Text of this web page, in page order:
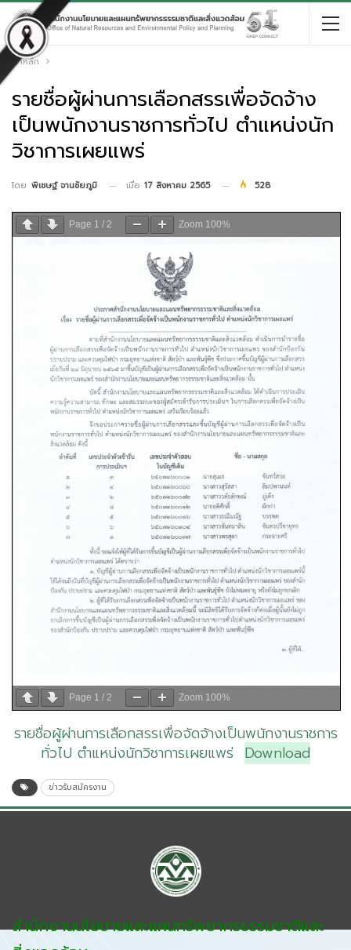
หน้าหลัก
รายชื่อผู้ผ่านการเลือกสรรเพื่อจัดจ้าง
เป็นพนักงานราชการทั่วไป ตำแหน่งนัก
วิชาการเผยแพร่
โดย พิเชษฐ์ จานชัยภูมิ เมื่อ 17 สิงหาคม 2565 528
Page 1 / 2 Zoom 100%
Page 1 / 2 Zoom 100%
รายชื่อผู้ผ่านการเลือกสรรเพื่อจัดจ้างเป็นพนักงานราชการ
ทั่วไป ตำแหน่งนักวิชาการเผยแพร่ Download
ข่าวรับสมัครงาน
สำนักงานนโยบายและแผนทรัพยากรธรรมชาติและ